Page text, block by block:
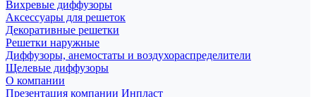
Вихревые диффузоры
Аксессуары для решеток
Декоративные решетки
Решетки наружные
Диффузоры, анемостаты и воздухораспределители
Щелевые диффузоры
О компании
Презентация компании Инпласт